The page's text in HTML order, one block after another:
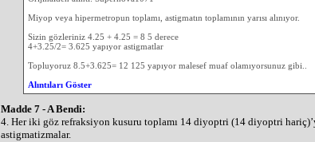
Miyop veya hipermetropun toplamı, astigmatın toplamının yarısı alınıyor.
Sizin gözleriniz 4.25 + 4.25 = 8 5 derece
4+3.25/2= 3.625 yapıyor astigmatlar
Topluyoruz 8.5+3.625= 12 125 yapıyor malesef muaf olamıyorsunuz gibi..
Alıntıları Göster
Madde 7 - A Bendi:
4. Her iki göz refraksiyon kusuru toplamı 14 diyoptri (14 diyoptri
astigmatizmalar.